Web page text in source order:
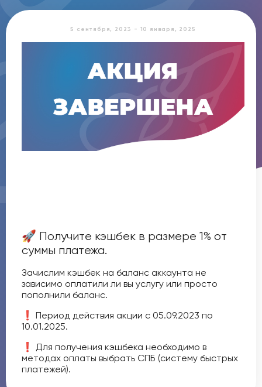
🚀 Получите кэшбек в размере 1% от
суммы платежа.
Зачислим кэшбек на баланс аккаунта не
зависимо оплатили ли вы услугу или просто
пополнили баланс.
❗️ Период действия акции с 05.09.2023 по
10.01.2025.
❗️ Для получения кэшбека необходимо в
методах оплаты выбрать СПБ (систему быстрых
платежей).
5 сентября, 2023 - 10 января, 2025